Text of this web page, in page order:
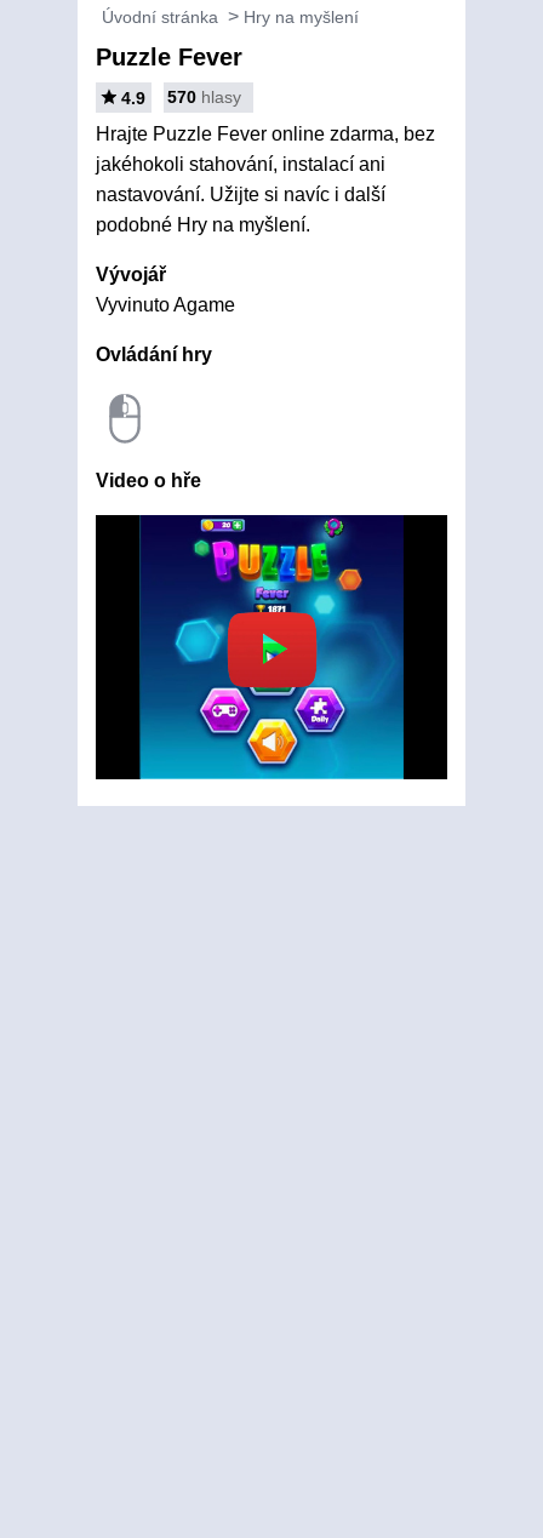
Úvodní stránka Hry na myšlení
Puzzle Fever
4.9 570 hlasy
Hrajte Puzzle Fever online zdarma, bez
jakéhokoli stahování, instalací ani
nastavování. Užijte si navíc i další
podobné Hry na myšlení.
Vývojář
Vyvinuto Agame
Ovládání hry
Video o hře